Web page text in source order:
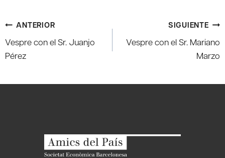
Navegación
de
entradas
ANTERIOR
Vespre con el Sr. Juanjo
Pérez
SIGUIENTE
Vespre con el Sr. Mariano
Marzo